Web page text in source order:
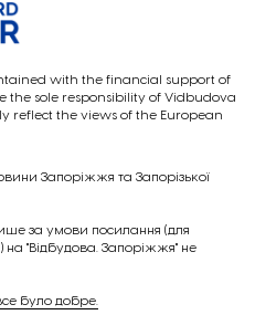
with the financial support of
the sole responsibility of Vidbudova
reflect the views of the European
Запоріжжя та Запорізької
за умови посилання (для
на "Відбудова. Запоріжжя" не
було добре.